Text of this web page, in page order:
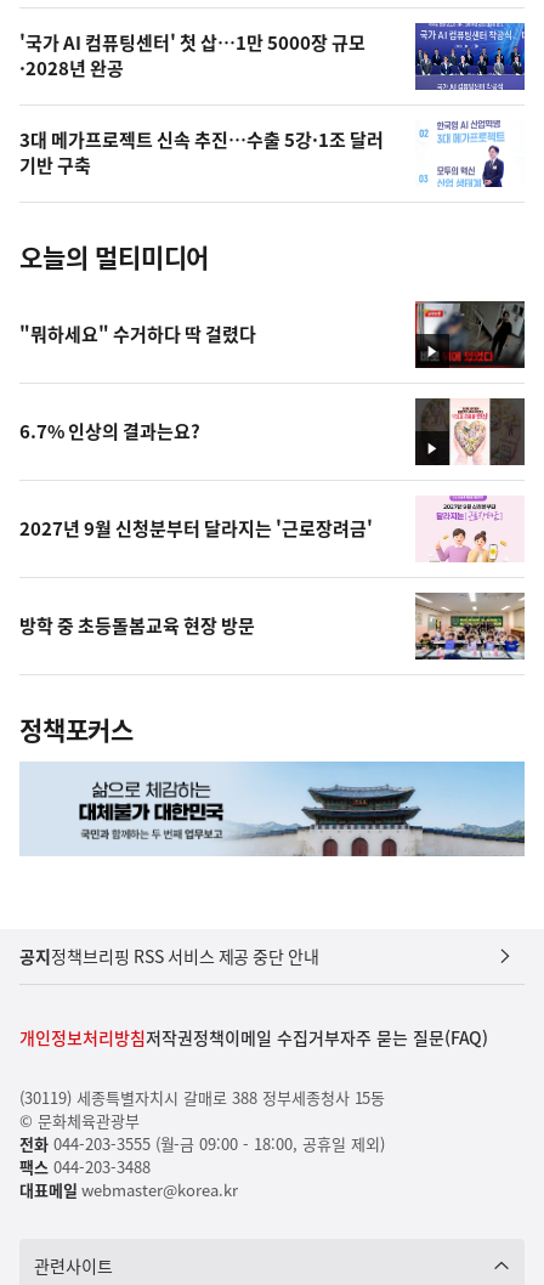
오
의
사
진
'국가 AI 컴퓨팅센터' 첫 삽…1만 5000장 규모
·2028년 완공
3대 메가프로젝트 신속 추진…수출 5강·1조 달러
기반 구축
오늘의 멀티미디어
영
상
"뭐하세요" 수거하다 딱 걸렸다
영
상
6.7% 인상의 결과는요?
2027년 9월 신청분부터 달라지는 '근로장려금'
방학 중 초등돌봄교육 현장 방문
정책포커스
공지정책브리핑 RSS 서비스 제공 중단 안내
개인정보처리방침저작권정책이메일 수집거부자주 묻는 질문(FAQ)
(30119) 세종특별자치시 갈매로 388 정부세종청사 15동
© 문화체육관광부
전화044-203-3555 (월-금 09:00 - 18:00, 공휴일 제외)
팩스044-203-3488
대표메일 webmaster@korea.kr
관련사이트